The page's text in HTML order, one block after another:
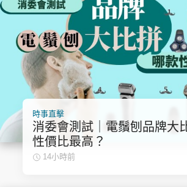
東周食玩通 會
玄學靈異 東
集團旗下品牌
時事直擊
消委會測試｜電鬚刨品牌大
性價比最高？
14小時前